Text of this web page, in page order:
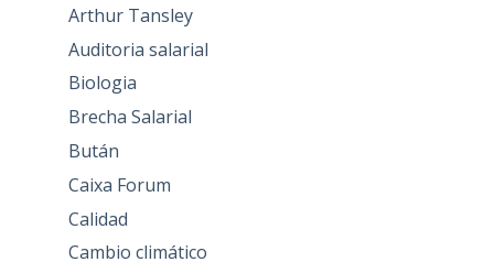
Arthur Tansley
Auditoria salarial
Biologia
Brecha Salarial
Bután
Caixa Forum
Calidad
Cambio climático